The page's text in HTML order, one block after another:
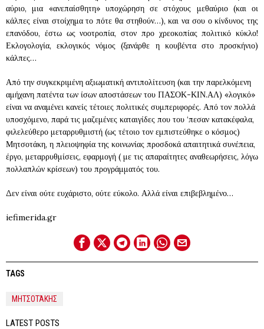
αύριο, μια «ανεπαίσθητη» υποχώρηση σε στόχους μεθαύριο (και οι
κάλπες είναι στοίχημα το πότε θα στηθούν…), και να σου ο κίνδυνος της
επανόδου, έστω ως νοοτροπία, στον προ χρεοκοπίας πολιτικό κύκλο!
Εκλογολογία, εκλογικός νόμος (ξανάρθε η κουβέντα στο προσκήνιο)
κάλπες…
Από την συγκεκριμένη αξιωματική αντιπολίτευση (και την παρελκόμενη
αμήχανη πατέντα των ίσων αποστάσεων του ΠΑΣΟΚ-ΚΙΝ.ΑΛ) «λογικό»
είναι να αναμένει κανείς τέτοιες πολιτικές συμπεριφορές. Από τον πολλά
υποσχόμενο, παρά τις μαζεμένες καταιγίδες που του ‘πεσαν κατακέφαλα,
φιλελεύθερο μεταρρυθμιστή (ως τέτοιο τον εμπιστεύθηκε ο κόσμος)
Μητσοτάκη, η πλειοψηφία της κοινωνίας προσδοκά απαιτητικά συνέπεια,
έργο, μεταρρυθμίσεις, εφαρμογή ( με τις απαραίτητες αναθεωρήσεις, λόγω
πολλαπλών κρίσεων) του προγράμματός του.
Δεν είναι ούτε ευχάριστο, ούτε εύκολο. Αλλά είναι επιβεβλημένο…
iefimerida.gr
TAGS
ΜΗΤΣΟΤΆΚΗΣ
LATEST POSTS